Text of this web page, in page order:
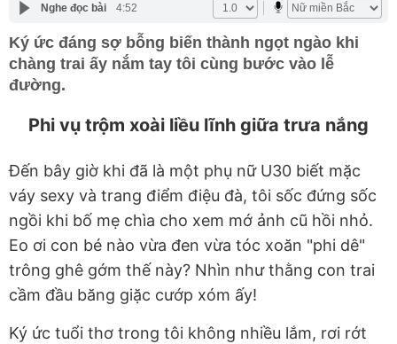
Nghe đọc bài 4:52
Ký ức đáng sợ bỗng biến thành ngọt ngào khi
chàng trai ấy nắm tay tôi cùng bước vào lễ
đường.
Phi vụ trộm xoài liều lĩnh giữa trưa nắng
Đến bây giờ khi đã là một phụ nữ U30 biết mặc
váy sexy và trang điểm điệu đà, tôi sốc đứng sốc
ngồi khi bố mẹ chìa cho xem mớ ảnh cũ hồi nhỏ.
Eo ơi con bé nào vừa đen vừa tóc xoăn "phi dê"
trông ghê gớm thế này? Nhìn như thằng con trai
cầm đầu băng giặc cướp xóm ấy!
Ký ức tuổi thơ trong tôi không nhiều lắm, rơi rớt